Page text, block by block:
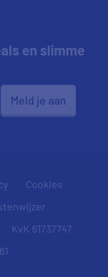
en slimme
Meld je aan
Cookies
KvK 61737747